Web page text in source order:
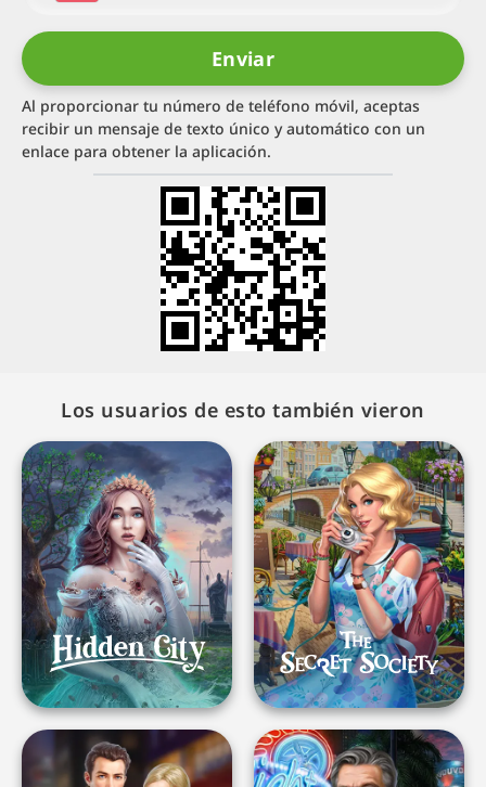
Al proporcionar tu número de teléfono móvil, aceptas
recibir un mensaje de texto único y automático con un
enlace para obtener la aplicación.
Los usuarios de esto también vieron